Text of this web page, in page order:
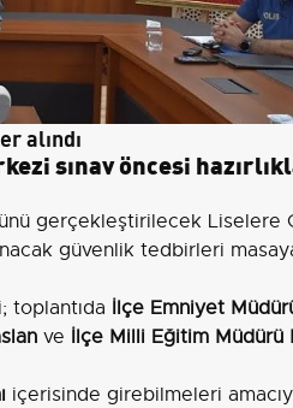
alındı
sınav öncesi
gerçekleştirilecek Liselere
güvenlik tedbirleri
toplantıda İlçe Emniyet
ve İlçe Milli Eğitim Müdürü
içerisinde girebilmeleri